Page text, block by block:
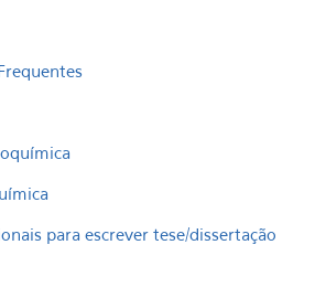
para escrever tese/dissertação